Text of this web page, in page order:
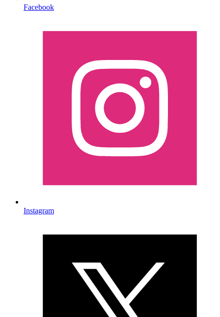
Facebook
Instagram